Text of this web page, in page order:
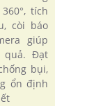
tích
còi báo
giúp
quả. Đạt
bụi,
ổn định